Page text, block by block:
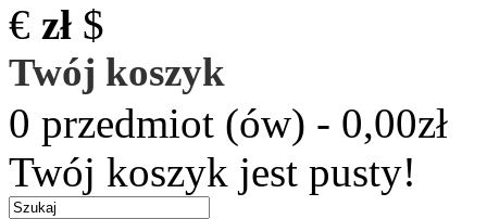
€ zł $
Twój koszyk
0 przedmiot (ów) - 0,00zł
Twój koszyk jest pusty!